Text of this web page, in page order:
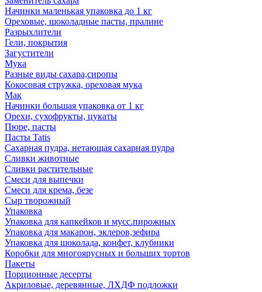
Начинки маленькая упаковка до 1 кг
Ореховые, шоколадные пасты, пралине
Разрыхлители
Гели, покрытия
Загустители
Мука
Разные виды сахара,сиропы
Кокосовая стружка, ореховая мука
Мак
Начинки большая упаковка от 1 кг
Орехи, сухофрукты, цукаты
Пюре, пасты
Пасты Tatis
Сахарная пудра, нетающая сахарная пудра
Сливки животные
Сливки растительные
Смеси для выпечки
Смеси для крема, безе
Сыр творожный
Упаковка
Упаковка для капкейков и мусс.пирожных
Упаковка для макарон, эклеров,зефира
Упаковка для шоколада, конфет, клубники
Коробки для многоярусных и больших тортов
Пакеты
Порционные десерты
Акриловые, деревянные, ЛХДФ подложки